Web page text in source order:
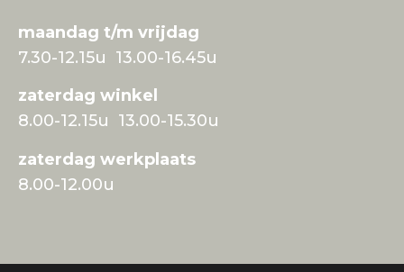
maandag t/m vrijdag
7.30-12.15u 13.00-16.45u
zaterdag winkel
8.00-12.15u 13.00-15.30u
zaterdag werkplaats
8.00-12.00u